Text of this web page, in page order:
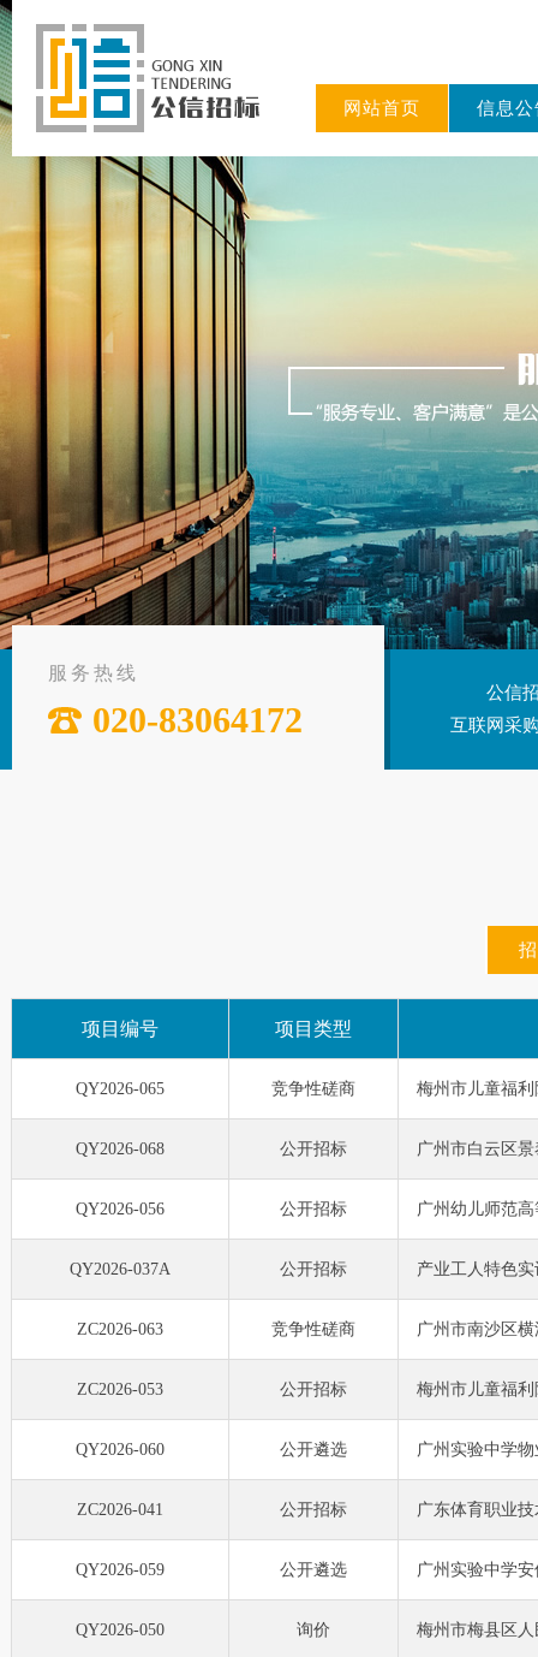
东公信招标
有限公司/
网站首页 信息公
服务热线
020-83064172
公信
互联网采
项目编号 项目类型
QY2026-065 竞争性磋商 梅州市儿童福
QY2026-068 公开招标 广州市白云区
QY2026-056 公开招标 广州幼儿师范
QY2026-037A 公开招标 产业工人特色
ZC2026-063 竞争性磋商 广州市南沙区
ZC2026-053 公开招标 梅州市儿童福
QY2026-060 公开遴选 广州实验中学
ZC2026-041 公开招标 广东体育职业
QY2026-059 公开遴选 广州实验中学
QY2026-050 询价 梅州市梅县区